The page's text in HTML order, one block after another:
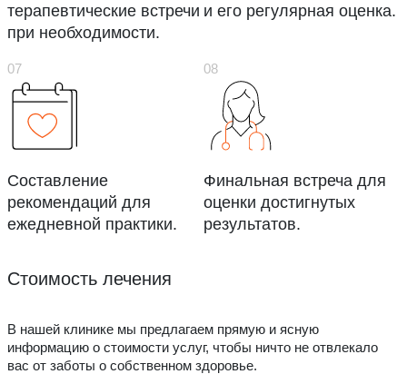
терапевтические встречи
при необходимости.
и его регулярная оценка.
Составление
рекомендаций для
ежедневной практики.
Финальная встреча для
оценки достигнутых
результатов.
Стоимость лечения
В нашей клинике мы предлагаем прямую и ясную
информацию о стоимости услуг, чтобы ничто не отвлекало
вас от заботы о собственном здоровье.